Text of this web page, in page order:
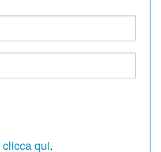
clicca qui.